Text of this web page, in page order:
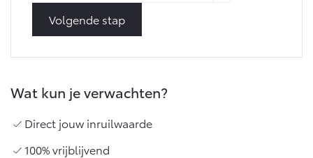
Volgende stap
Wat kun je verwachten?
Direct jouw inruilwaarde
100% vrijblijvend